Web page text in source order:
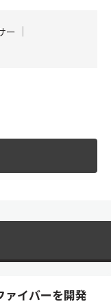
ー
イバーを開発